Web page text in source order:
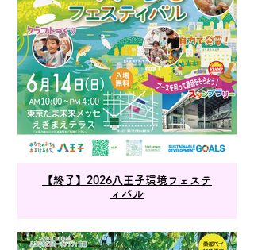
【終了】2026八王子環境フェステ
ィバル